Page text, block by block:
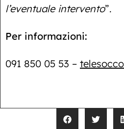
l’eventuale intervento”.
Per informazioni:
091 850 05 53 –